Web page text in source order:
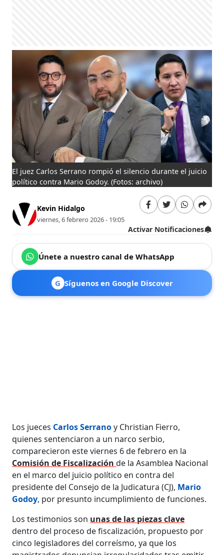
El juez Carlos Serrano rompió el silencio durante el juicio
político contra Mario Godoy. (Fotos: archivo)
Kevin Hidalgo
viernes, 6 febrero 2026 - 19:05
Activar Notificaciones
Únete a nuestro canal de WhatsApp
G Síguenos en Google Discover
Los jueces Carlos Serranoy Christian Fierro,
quienes sentenciaron a un narco serbio,
comparecieron este viernes 6 de febrero en la
Comisión de Fiscalizaciónde la Asamblea Nacional
en el marco del juicio político en contra del
presidente del Consejo de la Judicatura (CJ), Mario
Godoy, por presunto incumplimiento de funciones.
Los testimonios son unas de las piezas clave
dentro del proceso de fiscalización, propuesto por
cinco legisladores del correísmo, ya que los